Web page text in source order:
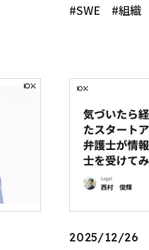
SWE
組織
2025/12/26